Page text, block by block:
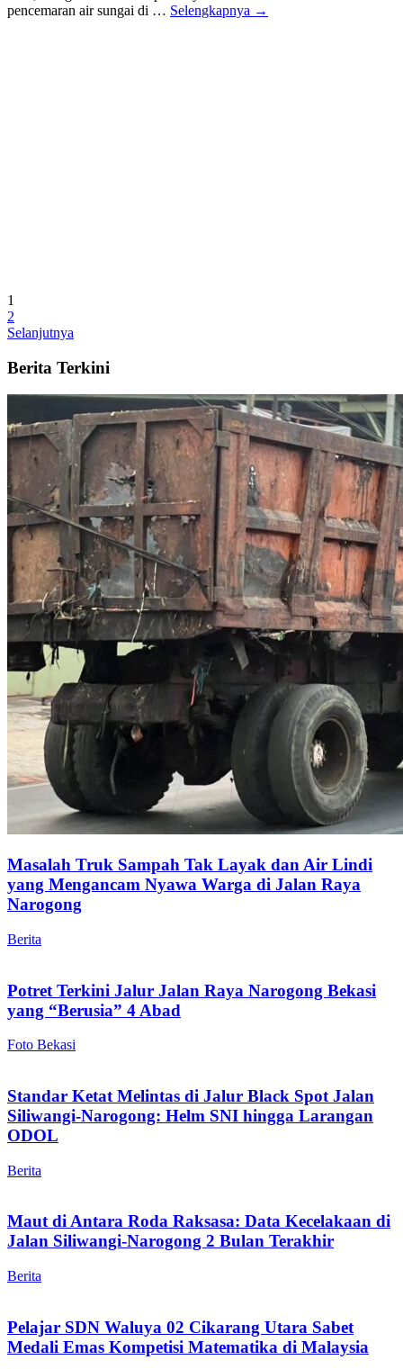
pencemaran air sungai di … Selengkapnya →
1
2
Selanjutnya
Berita Terkini
Masalah Truk Sampah Tak Layak dan Air Lindi
yang Mengancam Nyawa Warga di Jalan Raya
Narogong
Berita
Potret Terkini Jalur Jalan Raya Narogong Bekasi
yang “Berusia” 4 Abad
Foto Bekasi
Standar Ketat Melintas di Jalur Black Spot Jalan
Siliwangi-Narogong: Helm SNI hingga Larangan
ODOL
Berita
Maut di Antara Roda Raksasa: Data Kecelakaan di
Jalan Siliwangi-Narogong 2 Bulan Terakhir
Berita
Pelajar SDN Waluya 02 Cikarang Utara Sabet
Medali Emas Kompetisi Matematika di Malaysia